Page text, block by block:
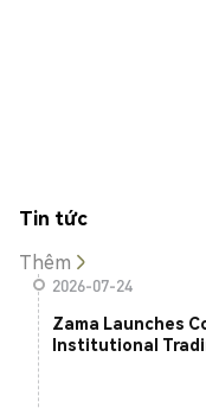
Tin tức
Thêm
2026-07-24
Zama Launches
Institutional